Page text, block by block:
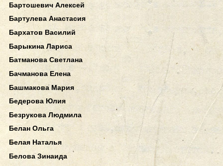
Бартошевич Алексей
Бартулева Анастасия
Бархатов Василий
Барыкина Лариса
Батманова Светлана
Бачманова Елена
Башмакова Мария
Бедерова Юлия
Безрукова Людмила
Белан Ольга
Белая Наталья
Белова Зинаида